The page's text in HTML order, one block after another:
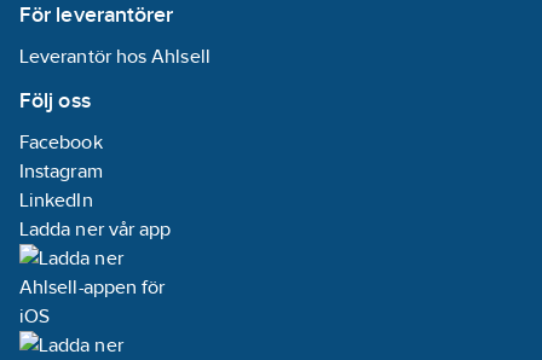
För leverantörer
Leverantör hos Ahlsell
Följ oss
Facebook
Instagram
LinkedIn
Ladda ner vår app